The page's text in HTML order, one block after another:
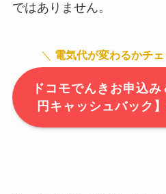
ではありません。
＼ 電気代が変わるかチェ
ドコモでんきお申込
円キャッシュバック